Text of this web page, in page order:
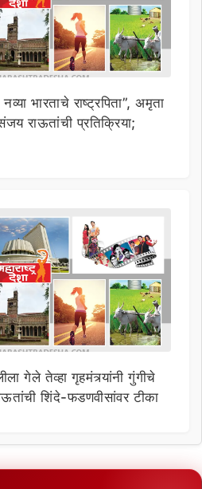
भारताचे राष्ट्रपिता”, अमृता
राऊतांची प्रतिक्रिया;
गेले तेव्हा गृहमंत्र्यांनी गुंगीचे
शिंदे-फडणवीसांवर टीका